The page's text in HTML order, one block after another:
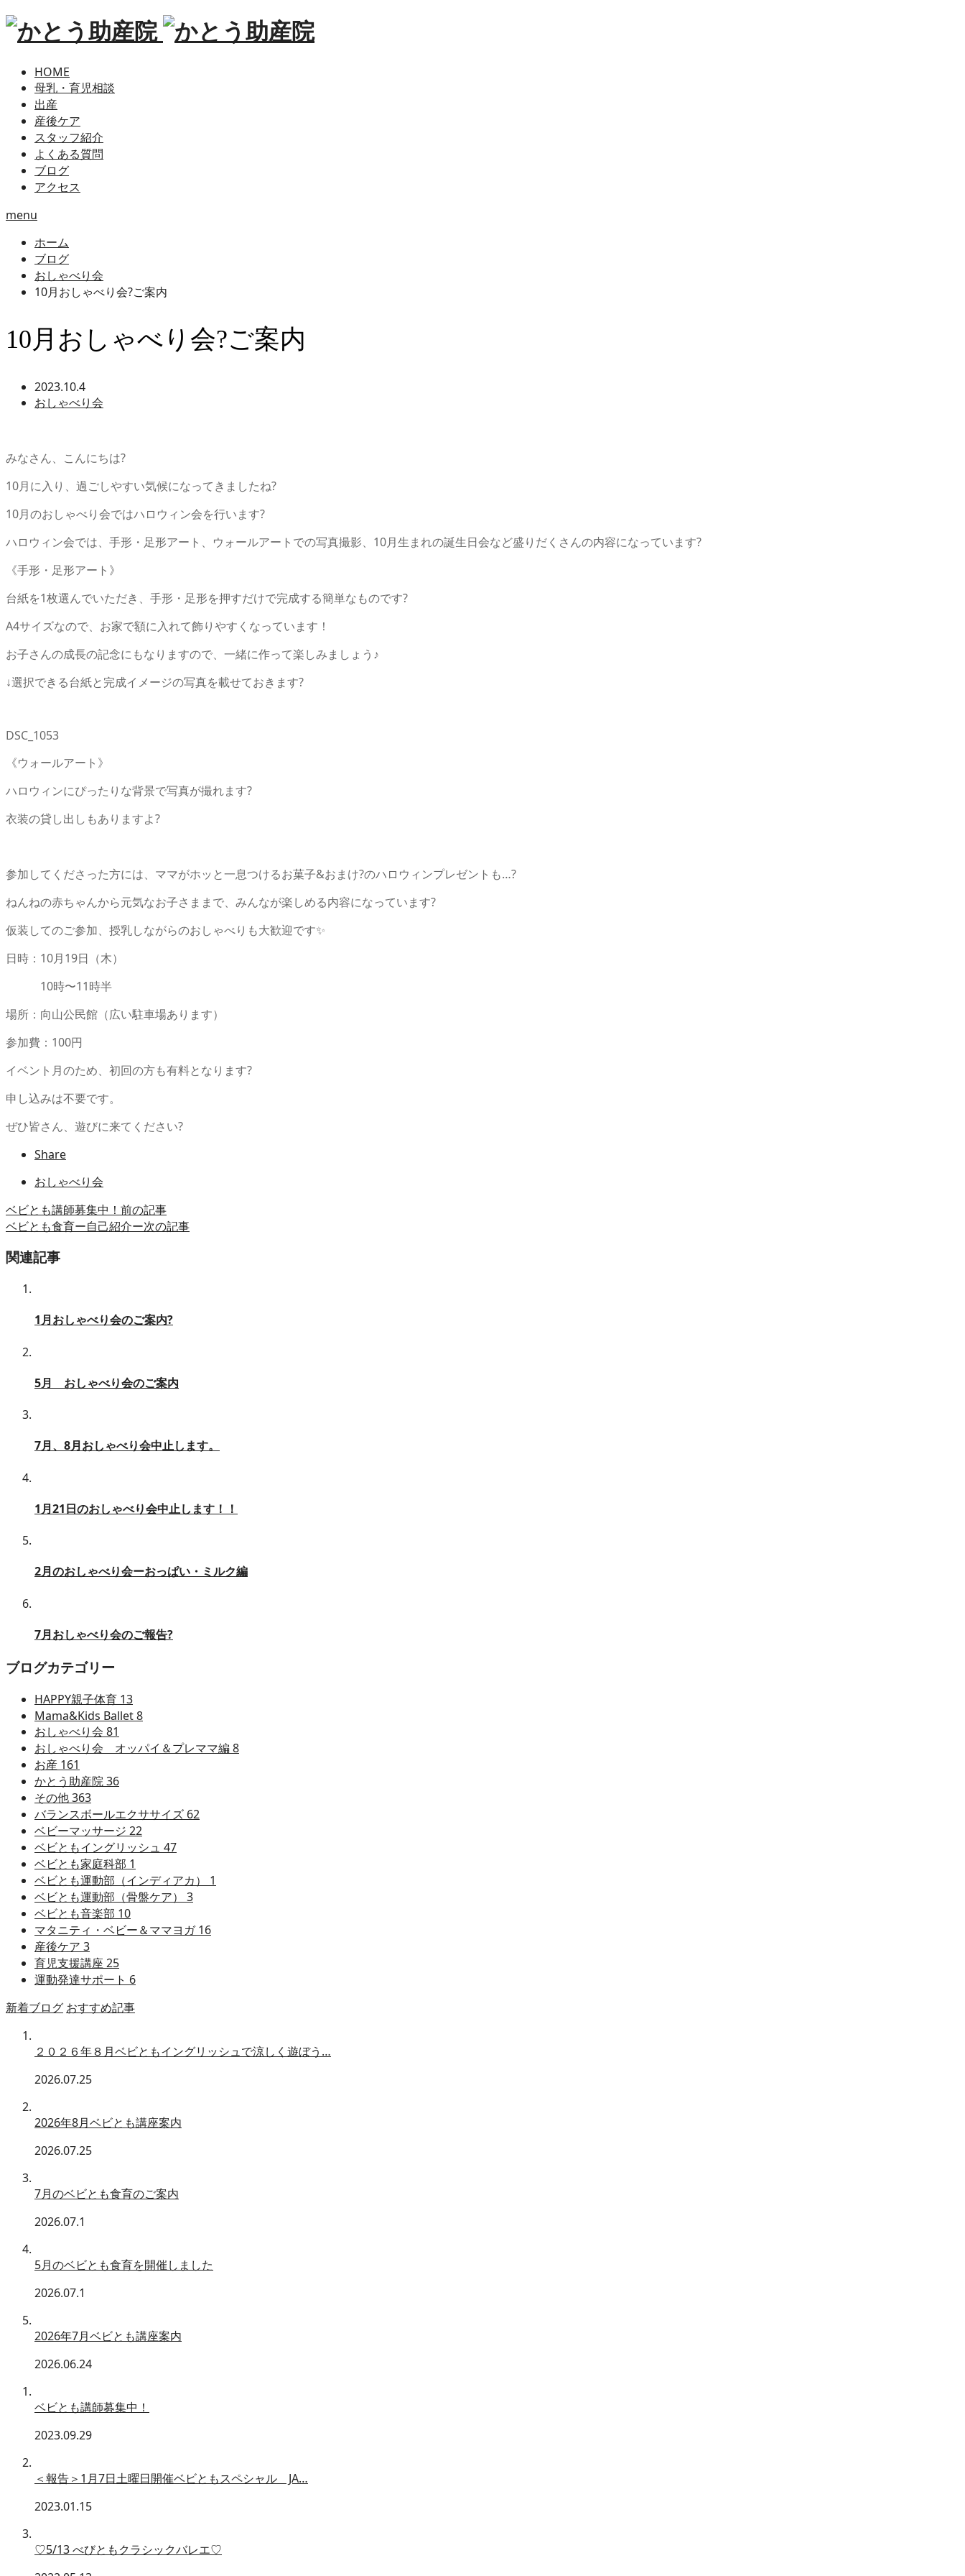
HOME
母乳・育児相談
出産
産後ケア
スタッフ紹介
よくある質問
ブログ
アクセス
menu
ホーム
ブログ
おしゃべり会
10月おしゃべり会?ご案内
10月おしゃべり会?ご案内
2023.10.4
おしゃべり会
みなさん、こんにちは?
10月に入り、過ごしやすい気候になってきましたね?
10月のおしゃべり会ではハロウィン会を行います?
ハロウィン会では、手形・足形アート、ウォールアートでの写真撮影、 10月生まれの誕生日会など盛りだくさんの内容になっています?
《手形・足形アート》
台紙を1枚選んでいただき、手形・足形を押すだけで完成する簡単なものです?
A4サイズなので、お家で額に入れて飾りやすくなっています！
お子さんの成長の記念にもなりますので、一緒に作って楽しみましょう♪
↓選択できる台紙と完成イメージの写真を載せておきます?
DSC_1053
《ウォールアート》
ハロウィンにぴったりな背景で写真が撮れます?
衣装の貸し出しもありますよ?
参加してくださった方には、ママがホッと一息つけるお菓子&おまけ?のハロウィンプレゼントも…?
ねんねの赤ちゃんから元気なお子さままで、みんなが楽しめる内容になっています?
仮装してのご参加、授乳しながらのおしゃべりも大歓迎です✨
日時： 10月19日（木）
10時〜11時半
場所：向山公民館（広い駐車場あります）
参加費： 100円
イベント月のため、初回の方も有料となります?
申し込みは不要です。
ぜひ皆さん、遊びに来てください?
Share
おしゃべり会
ベビとも講師募集中！ 前の記事
ベビとも食育ー自己紹介ー次の記事
関連記事
1月おしゃべり会のご案内?
5月 おしゃべり会のご案内
7月、8月おしゃべり会中止します。
1月21日のおしゃべり会中止します！！
2月のおしゃべり会ーおっぱい・ミルク編
7月おしゃべり会のご報告?
ブログカテゴリー
HAPPY親子体育 13
Mama&Kids Ballet8
おしゃべり会 81
おしゃべり会 オッパイ＆プレママ編8
お産 161
かとう助産院36
その他363
バランスボールエクササイズ 62
ベビーマッサージ 22
ベビともイングリッシュ 47
ベビとも家庭科部 1
ベビとも運動部（インディアカ） 1
ベビとも運動部（骨盤ケア） 3
ベビとも音楽部 10
マタニティ・ベビー＆ママヨガ16
産後ケア 3
育児支援講座 25
運動発達サポート 6
新着ブログ おすすめ記事
２０２６年８月ベビともイングリッシュで涼しく遊ぼう…
2026.07.25
2026年8月ベビとも講座案内
2026.07.25
7月のベビとも食育のご案内
2026.07.1
5月のベビとも食育を開催しました
2026.07.1
2026年7月ベビとも講座案内
2026.06.24
ベビとも講師募集中！
2023.09.29
＜報告＞1月7日土曜日開催ベビともスペシャル JA…
2023.01.15
♡5/13 べびともクラシックバレエ♡